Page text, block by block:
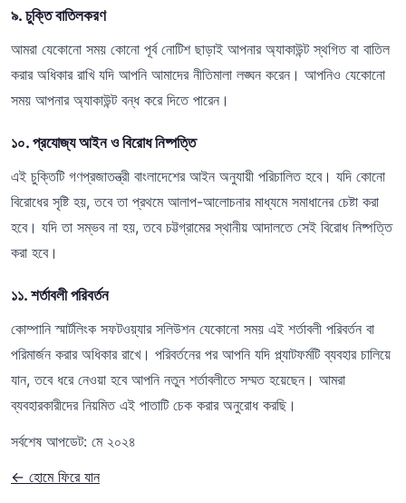
৯. চুক্তি বাতিলকরণ
আমরা যেকোনো সময় কোনো পূর্ব নোটিশ ছাড়াই আপনার অ্যাকাউন্ট স্থগিত বা বাতিল
করার অধিকার রাখি যদি আপনি আমাদের নীতিমালা লঙ্ঘন করেন। আপনিও যেকোনো
সময় আপনার অ্যাকাউন্ট বন্ধ করে দিতে পারেন।
১০. প্রযোজ্য আইন ও বিরোধ নিষ্পত্তি
এই চুক্তিটি গণপ্রজাতন্ত্রী বাংলাদেশের আইন অনুযায়ী পরিচালিত হবে। যদি কোনো
বিরোধের সৃষ্টি হয়, তবে তা প্রথমে আলাপ-আলোচনার মাধ্যমে সমাধানের চেষ্টা করা
হবে। যদি তা সম্ভব না হয়, তবে চট্টগ্রামের স্থানীয় আদালতে সেই বিরোধ নিষ্পত্তি
করা হবে।
১১. শর্তাবলী পরিবর্তন
কোম্পানি স্মার্টলিংক সফটওয়্যার সলিউশন যেকোনো সময় এই শর্তাবলী পরিবর্তন বা
পরিমার্জন করার অধিকার রাখে। পরিবর্তনের পর আপনি যদি প্ল্যাটফর্মটি ব্যবহার চালিয়ে
যান, তবে ধরে নেওয়া হবে আপনি নতুন শর্তাবলীতে সম্মত হয়েছেন। আমরা
ব্যবহারকারীদের নিয়মিত এই পাতাটি চেক করার অনুরোধ করছি।
সর্বশেষ আপডেট: মে ২০২৪
← হোমে ফিরে যান